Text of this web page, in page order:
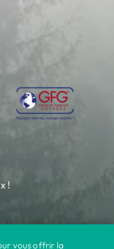
!
vous offrir la